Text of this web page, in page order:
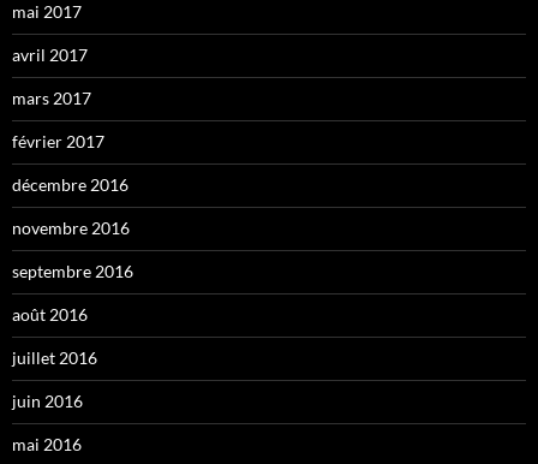
mai 2017
avril 2017
mars 2017
février 2017
décembre 2016
novembre 2016
septembre 2016
août 2016
juillet 2016
juin 2016
mai 2016